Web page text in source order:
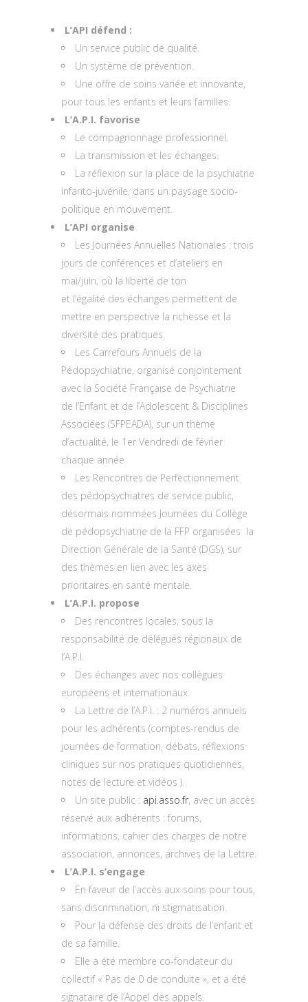
L’API défend :
Un service public de qualité.
Un système de prévention.
Une offre de soins variée et innovante,
pour tous les enfants et leurs familles.
L’A.P.I. favorise
Le compagnonnage professionnel.
La transmission et les échanges.
La réflexion sur la place de la psychiatrie
infanto-juvénile, dans un paysage socio-
politique en mouvement.
L’API organise
Les Journées Annuelles Nationales : trois
jours de conférences et d’ateliers en
mai/juin, où la liberté de ton
et l’égalité des échanges permettent de
mettre en perspective la richesse et la
diversité des pratiques.
Les Carrefours Annuels de la
Pédopsychiatrie, organisé conjointement
avec la Société Française de Psychiatrie
de l’Enfant et de l’Adolescent & Disciplines
Associées (SFPEADA), sur un thème
d’actualité, le 1er Vendredi de février
chaque année
Les Rencontres de Perfectionnement
des pédopsychiatres de service public,
désormais nommées Journées du Collège
de pédopsychiatrie de la FFP organisées la
Direction Générale de la Santé (DGS), sur
des thèmes en lien avec les axes
prioritaires en santé mentale.
L’A.P.I. propose
Des rencontres locales, sous la
responsabilité de délégués régionaux de
l’A.P.I.
Des échanges avec nos collègues
européens et internationaux.
La Lettre de l’A.P.I. : 2 numéros annuels
pour les adhérents (comptes-rendus de
journées de formation, débats, réflexions
cliniques sur nos pratiques quotidiennes,
notes de lecture et vidéos ).
Un site public : api.asso.fr, avec un accès
réservé aux adhérents : forums,
informations, cahier des charges de notre
association, annonces, archives de la Lettre.
L’A.P.I. s’engage
En faveur de l’accès aux soins pour tous,
sans discrimination, ni stigmatisation.
Pour la défense des droits de l’enfant et
de sa famille.
Elle a été membre co-fondateur du
collectif « Pas de 0 de conduite », et a été
signataire de l’Appel des appels.